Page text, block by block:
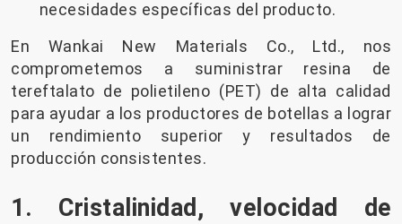
necesidades específicas del producto.
En Wankai New Materials Co., Ltd., nos
comprometemos a suministrar resina de
tereftalato de polietileno (PET) de alta calidad
para ayudar a los productores de botellas a lograr
un rendimiento superior y resultados de
producción consistentes.
1. Cristalinidad, velocidad de